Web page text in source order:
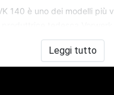
140 è uno dei modelli più
a livello di prestazioni.
però che durante l'utilizzo
Leggi tutto